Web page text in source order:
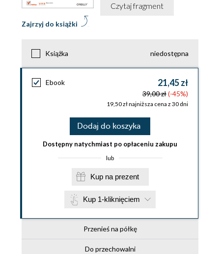
Zajrzyj do książki
Czytaj fragment
Książka niedostępna
Ebook 21,45 zł
39,00 zł(-45%)
19,50 zł najniższa cena z 30 dni
Dodaj do koszyka
Dostępny natychmiast po opłaceniu zakupu
lub
Kup na prezent
Kup 1-kliknięciem
Przenieś na półkę
Do przechowalni